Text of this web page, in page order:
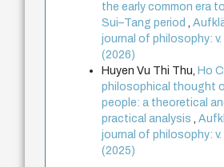
the early common era
Sui–Tang period,
journal of philosophy: v.
(2026)
Huyen Vu Thi Thu, Ho
philosophical thought
people: a theoretical
practical analysis,
journal of philosophy: v.
(2025)